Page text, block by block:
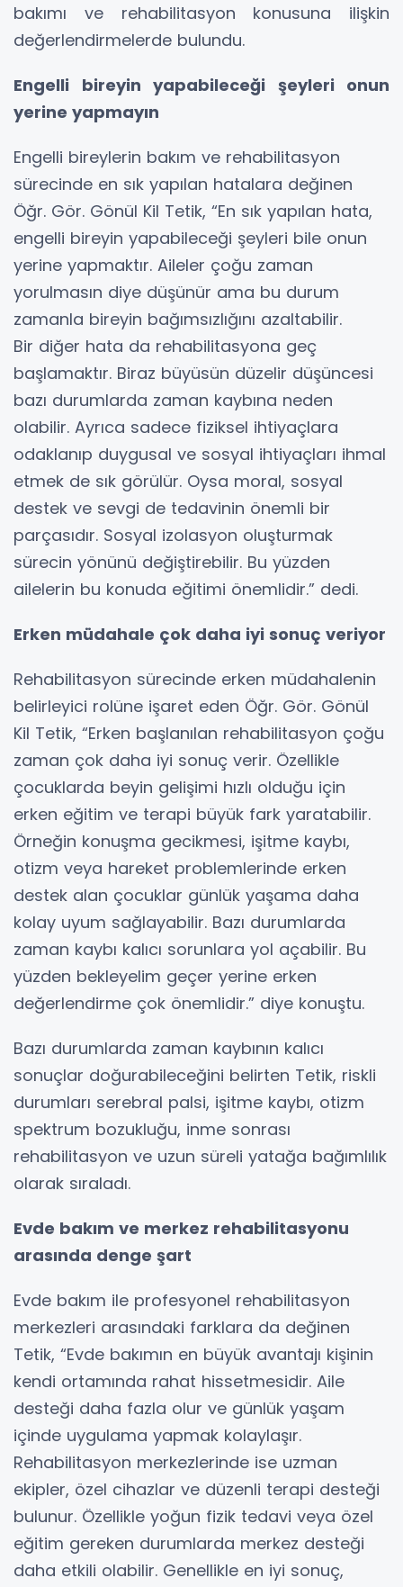
bakımı ve rehabilitasyon konusuna ilişkin
değerlendirmelerde bulundu.
Engelli bireyin yapabileceği şeyleri onun
yerine yapmayın
Engelli bireylerin bakım ve rehabilitasyon
sürecinde en sık yapılan hatalara değinen
Öğr. Gör. Gönül Kil Tetik, “En sık yapılan hata,
engelli bireyin yapabileceği şeyleri bile onun
yerine yapmaktır. Aileler çoğu zaman
yorulmasın diye düşünür ama bu durum
zamanla bireyin bağımsızlığını azaltabilir.
Bir diğer hata da rehabilitasyona geç
başlamaktır. Biraz büyüsün düzelir düşüncesi
bazı durumlarda zaman kaybına neden
olabilir. Ayrıca sadece fiziksel ihtiyaçlara
odaklanıp duygusal ve sosyal ihtiyaçları ihmal
etmek de sık görülür. Oysa moral, sosyal
destek ve sevgi de tedavinin önemli bir
parçasıdır. Sosyal izolasyon oluşturmak
sürecin yönünü değiştirebilir. Bu yüzden
ailelerin bu konuda eğitimi önemlidir.” dedi.
Erken müdahale çok daha iyi sonuç veriyor
Rehabilitasyon sürecinde erken müdahalenin
belirleyici rolüne işaret eden Öğr. Gör. Gönül
Kil Tetik, “Erken başlanılan rehabilitasyon çoğu
zaman çok daha iyi sonuç verir. Özellikle
çocuklarda beyin gelişimi hızlı olduğu için
erken eğitim ve terapi büyük fark yaratabilir.
Örneğin konuşma gecikmesi, işitme kaybı,
otizm veya hareket problemlerinde erken
destek alan çocuklar günlük yaşama daha
kolay uyum sağlayabilir. Bazı durumlarda
zaman kaybı kalıcı sorunlara yol açabilir. Bu
yüzden bekleyelim geçer yerine erken
değerlendirme çok önemlidir.” diye konuştu.
Bazı durumlarda zaman kaybının kalıcı
sonuçlar doğurabileceğini belirten Tetik, riskli
durumları serebral palsi, işitme kaybı, otizm
spektrum bozukluğu, inme sonrası
rehabilitasyon ve uzun süreli yatağa bağımlılık
olarak sıraladı.
Evde bakım ve merkez rehabilitasyonu
arasında denge şart
Evde bakım ile profesyonel rehabilitasyon
merkezleri arasındaki farklara da değinen
Tetik, “Evde bakımın en büyük avantajı kişinin
kendi ortamında rahat hissetmesidir. Aile
desteği daha fazla olur ve günlük yaşam
içinde uygulama yapmak kolaylaşır.
Rehabilitasyon merkezlerinde ise uzman
ekipler, özel cihazlar ve düzenli terapi desteği
bulunur. Özellikle yoğun fizik tedavi veya özel
eğitim gereken durumlarda merkez desteği
daha etkili olabilir. Genellikle en iyi sonuç,